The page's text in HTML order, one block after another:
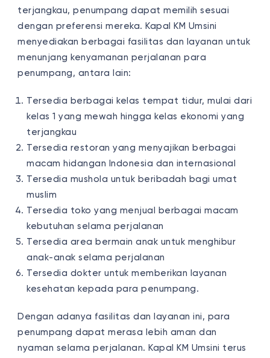
terjangkau, penumpang dapat memilih sesuai
dengan preferensi mereka. Kapal KM Umsini
menyediakan berbagai fasilitas dan layanan untuk
menunjang kenyamanan perjalanan para
penumpang, antara lain:
Tersedia berbagai kelas tempat tidur, mulai dari
kelas 1 yang mewah hingga kelas ekonomi yang
terjangkau
Tersedia restoran yang menyajikan berbagai
macam hidangan Indonesia dan internasional
Tersedia mushola untuk beribadah bagi umat
muslim
Tersedia toko yang menjual berbagai macam
kebutuhan selama perjalanan
Tersedia area bermain anak untuk menghibur
anak-anak selama perjalanan
Tersedia dokter untuk memberikan layanan
kesehatan kepada para penumpang.
Dengan adanya fasilitas dan layanan ini, para
penumpang dapat merasa lebih aman dan
nyaman selama perjalanan. Kapal KM Umsini terus